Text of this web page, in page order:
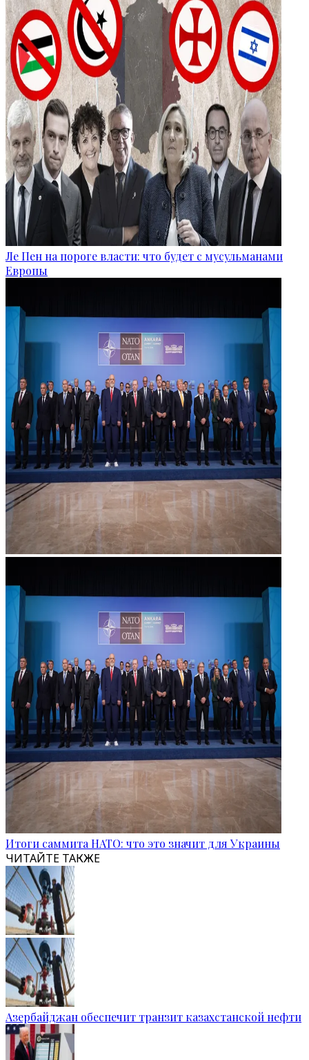
Ле Пен на пороге власти: что будет с мусульманами
Европы
Итоги саммита НАТО: что это значит для Украины
ЧИТАЙТЕ ТАКЖЕ
Азербайджан обеспечит транзит казахстанской нефти